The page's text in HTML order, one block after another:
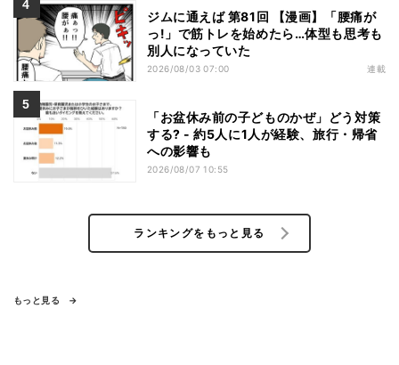
ジムに通えば 第81回 【漫画】「腰痛が
っ!」で筋トレを始めたら…体型も思考も
別人になっていた
2026/08/03 07:00 連載
「お盆休み前の子どものかぜ」どう対策
する? - 約5人に1人が経験、旅行・帰省
への影響も
2026/08/07 10:55
ランキングをもっと見る
もっと見る